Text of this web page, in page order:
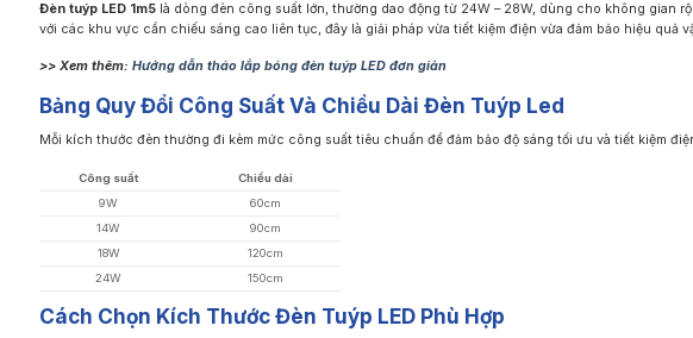
Đèn tuýp LED 1m5là dòng đèn công suất lớn, thường dao động từ 24W – 28W, dùng cho không gian
với các khu vực cần chiếu sáng cao liên tục, đây là giải pháp vừa tiết kiệm điện vừa đảm bảo hiệu quả
>> Xem thêm: Hướng dẫn tháo lắp bóng đèn tuýp LED đơn giản
Bảng Quy Đổi Công Suất Và Chiều Dài Đèn Tuýp Led
Mỗi kích thước đèn thường đi kèm mức công suất tiêu chuẩn để đảm bảo độ sáng tối ưu và tiết kiệm
Công suất
Chiều dài
9W
60cm
14W
90cm
18W
120cm
24W
150cm
Cách Chọn Kích Thước Đèn Tuýp LED Phù Hợp